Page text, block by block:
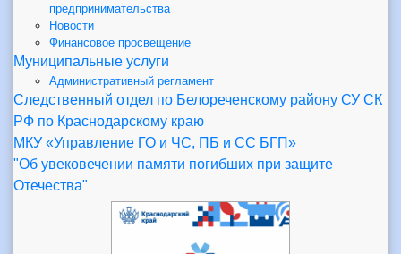
предпринимательства
Новости
Финансовое просвещение
Муниципальные услуги
Административный регламент
Следственный отдел по Белореченскому району СУ СК
РФ по Краснодарскому краю
МКУ «Управление ГО и ЧС, ПБ и СС БГП»
"Об увековечении памяти погибших при защите
Отечества"